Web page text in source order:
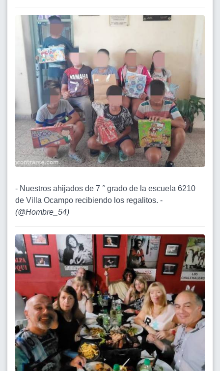
- Nuestros ahijados de 7 ° grado de la escuela 6210
de Villa Ocampo recibiendo los regalitos. -
(@Hombre_54)